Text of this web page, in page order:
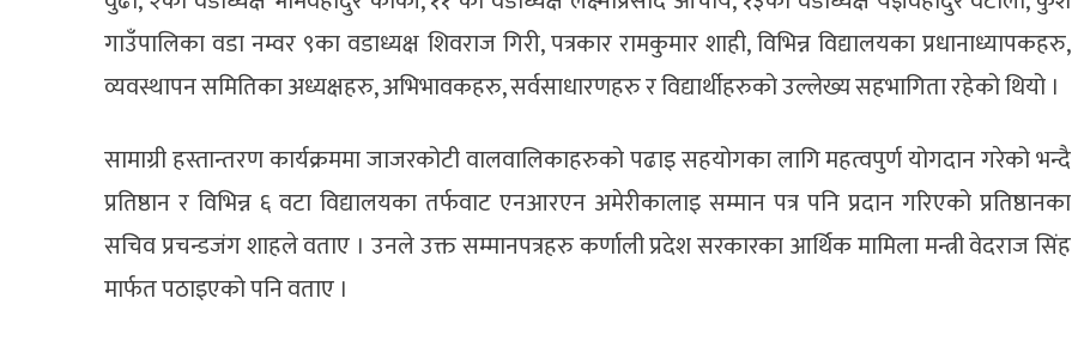
गाउँपालिका वडा नम्वर ९का वडाध्यक्ष शिवराज गिरी, पत्रकार रामकुमार शाही, विभिन्न विद्यालयका प्रधानाध्यापकहरु,
व्यवस्थापन समितिका अध्यक्षहरु, अभिभावकहरु, सर्वसाधारणहरु र विद्यार्थीहरुको उल्लेख्य सहभागिता रहेको थियो ।
सामाग्री हस्तान्तरण कार्यक्रममा जाजरकोटी वालवालिकाहरुको पढाइ सहयोगका लागि महत्वपुर्ण योगदान गरेको भन्दै
प्रतिष्ठान र विभिन्न ६ वटा विद्यालयका तर्फवाट एनआरएन अमेरीकालाइ सम्मान पत्र पनि प्रदान गरिएको प्रतिष्ठानका
सचिव प्रचन्डजंग शाहले वताए । उनले उक्त सम्मानपत्रहरु कर्णाली प्रदेश सरकारका आर्थिक मामिला मन्त्री वेदराज सिंह
मार्फत पठाइएको पनि वताए ।